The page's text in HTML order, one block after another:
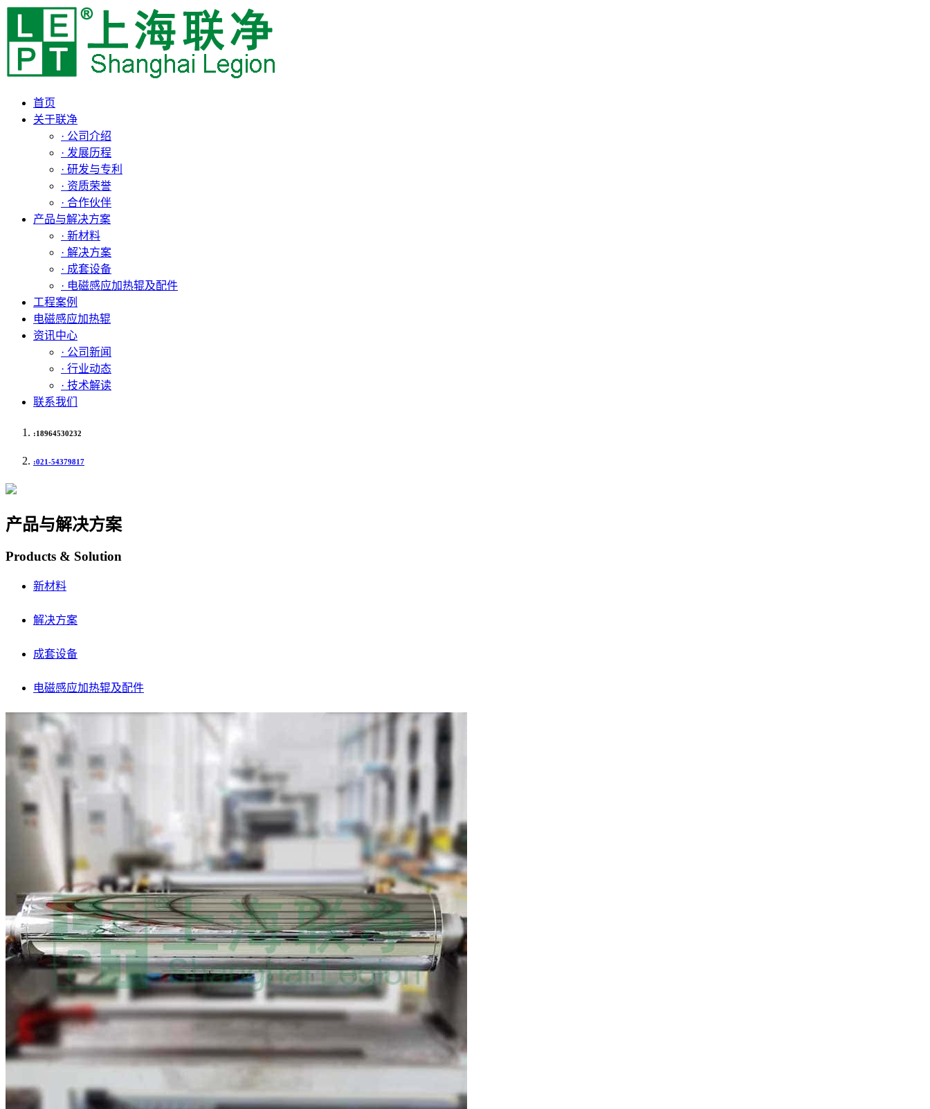
首页
关于联净
· 公司介绍
· 发展历程
· 研发与专利
· 资质荣誉
· 合作伙伴
产品与解决方案
· 新材料
· 解决方案
· 成套设备
· 电磁感应加热辊及配件
工程案例
电磁感应加热辊
资讯中心
· 公司新闻
· 行业动态
· 技术解读
联系我们
:18964530232
:021-54379817
产品与解决方案
Products & Solution
新材料
解决方案
成套设备
电磁感应加热辊及配件